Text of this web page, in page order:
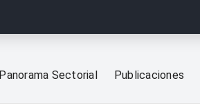
Panorama Sectorial Publicaciones